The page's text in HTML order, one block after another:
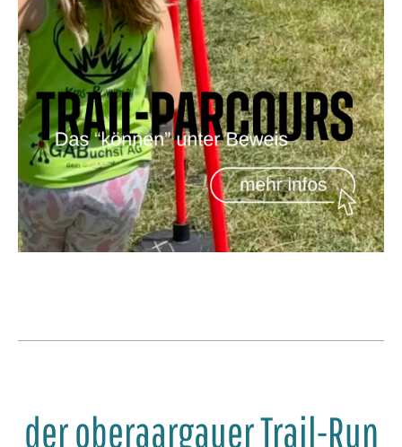
der oberaargauer Trail-Run